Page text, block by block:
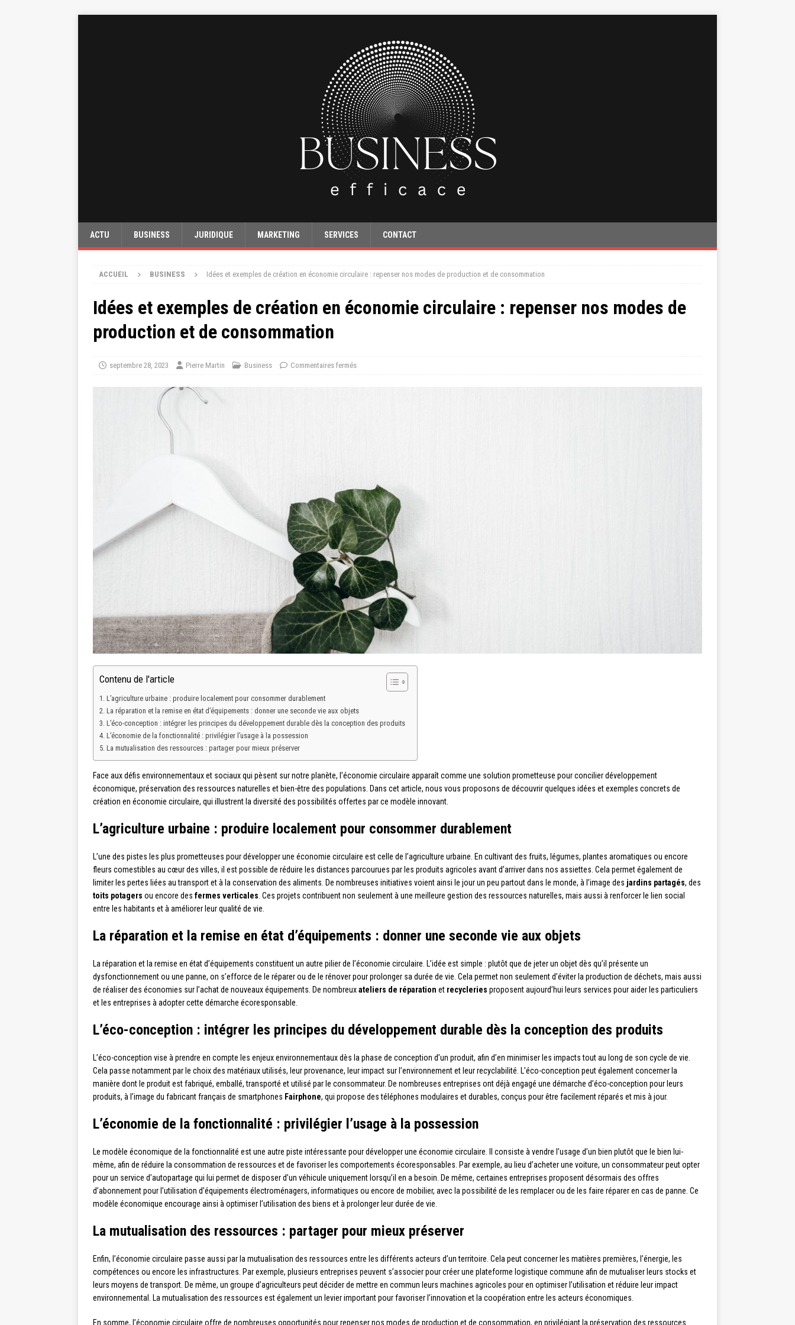
ACTU BUSINESS JURIDIQUE MARKETING SERVICES CONTACT
ACCUEIL BUSINESS Idées et exemples de création en économie circulaire : repenser nos modes de production et de consommation
Idées et exemples de création en économie circulaire : repenser nos modes de
production et de consommation
septembre 28, 2023 Pierre Martin Business Commentaires fermés
Contenu de l'article
L’agriculture urbaine : produire localement pour consommer durablement
La réparation et la remise en état d’équipements : donner une seconde vie aux objets
L’éco-conception : intégrer les principes du développement durable dès la conception des produits
L’économie de la fonctionnalité : privilégier l’usage à la possession
La mutualisation des ressources : partager pour mieux préserver
Face aux défis environnementaux et sociaux qui pèsent sur notre planète, l’économie circulaire apparaît comme une solution prometteuse pour concilier développement
économique, préservation des ressources naturelles et bien-être des populations. Dans cet article, nous vous proposons de découvrir quelques idées et exemples concrets de
création en économie circulaire, qui illustrent la diversité des possibilités offertes par ce modèle innovant.
L’agriculture urbaine : produire localement pour consommer durablement
L’une des pistes les plus prometteuses pour développer une économie circulaire est celle de l’agriculture urbaine. En cultivant des fruits, légumes, plantes aromatiques ou encore
fleurs comestibles au cœur des villes, il est possible de réduire les distances parcourues par les produits agricoles avant d’arriver dans nos assiettes. Cela permet également de
limiter les pertes liées au transport et à la conservation des aliments. De nombreuses initiatives voient ainsi le jour un peu partout dans le monde, à l’image des jardins partagés, des
toits potagers ou encore des fermes verticales . Ces projets contribuent non seulement à une meilleure gestion des ressources naturelles, mais aussi à renforcer le lien social
entre les habitants et à améliorer leur qualité de vie.
La réparation et la remise en état d’équipements : donner une seconde vie aux objets
La réparation et la remise en état d’équipements constituent un autre pilier de l’économie circulaire. L’idée est simple : plutôt que de jeter un objet dès qu’il présente un
dysfonctionnement ou une panne, on s’efforce de le réparer ou de le rénover pour prolonger sa durée de vie. Cela permet non seulement d’éviter la production de déchets, mais aussi
de réaliser des économies sur l’achat de nouveaux équipements. De nombreuxateliers de réparation et recycleries proposent aujourd’hui leurs services pour aider les particuliers
et les entreprises à adopter cette démarche écoresponsable.
L’éco-conception : intégrer les principes du développement durable dès la conception des produits
L’éco-conception vise à prendre en compte les enjeux environnementaux dès la phase de conception d’un produit, afin d’en minimiser les impacts tout au long de son cycle de vie.
Cela passe notamment par le choix des matériaux utilisés, leur provenance, leur impact sur l’environnement et leur recyclabilité. L’éco-conception peut également concerner la
manière dont le produit est fabriqué, emballé, transporté et utilisé par le consommateur. De nombreuses entreprises ont déjà engagé une démarche d’éco-conception pour leurs
produits, à l’image du fabricant français de smartphones Fairphone, qui propose des téléphones modulaires et durables, conçus pour être facilement réparés et mis à jour.
L’économie de la fonctionnalité : privilégier l’usage à la possession
Le modèle économique de la fonctionnalité est une autre piste intéressante pour développer une économie circulaire. Il consiste à vendre l’usage d’un bien plutôt que le bien lui-
même, afin de réduire la consommation de ressources et de favoriser les comportements écoresponsables. Par exemple, au lieu d’acheter une voiture, un consommateur peut opter
pour un service d’autopartage qui lui permet de disposer d’un véhicule uniquement lorsqu’il en a besoin. De même, certaines entreprises proposent désormais des offres
d’abonnement pour l’utilisation d’équipements électroménagers, informatiques ou encore de mobilier, avec la possibilité de les remplacer ou de les faire réparer en cas de panne. Ce
modèle économique encourage ainsi à optimiser l’utilisation des biens et à prolonger leur durée de vie.
La mutualisation des ressources : partager pour mieux préserver
Enfin, l’économie circulaire passe aussi par la mutualisation des ressources entre les différents acteurs d’un territoire. Cela peut concerner les matières premières, l’énergie, les
compétences ou encore les infrastructures. Par exemple, plusieurs entreprises peuvent s’associer pour créer une plateforme logistique commune afin de mutualiser leurs stocks et
leurs moyens de transport. De même, un groupe d’agriculteurs peut décider de mettre en commun leurs machines agricoles pour en optimiser l’utilisation et réduire leur impact
environnemental. La mutualisation des ressources est également un levier important pour favoriser l’innovation et la coopération entre les acteurs économiques.
En somme, l’économie circulaire offre de nombreuses opportunités pour repenser nos modes de production et de consommation, en privilégiant la préservation des ressources